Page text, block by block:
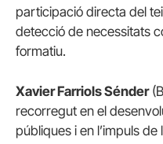
participació directa del
detecció de necessitats
formatiu.
Xavier Farriols Sénder
recorregut en el
públiques i en l’impuls